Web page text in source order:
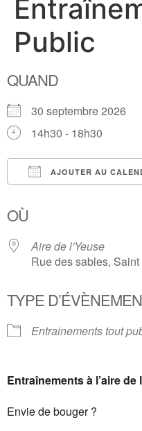
Public
QUAND
30 septembre 2026
14h30 - 18h30
AJOUTER AU
OÙ
Aire de l'Yeuse
Rue des sables,
TYPE
Entrainements tout
Entraînements à l’aire de
Envie de bouger ?